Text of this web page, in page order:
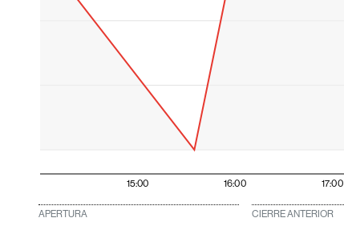
15:00 16:00 17:00
APERTURA CIERRE ANTERIOR